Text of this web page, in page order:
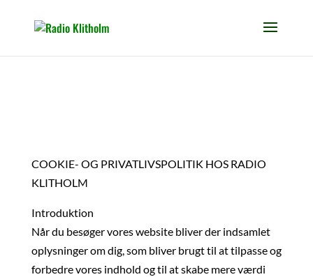
COOKIE- OG PRIVATLIVSPOLITIK HOS RADIO
KLITHOLM
Introduktion
Når du besøger vores website bliver der indsamlet
oplysninger om dig, som bliver brugt til at tilpasse og
forbedre vores indhold og til at skabe mere værdi